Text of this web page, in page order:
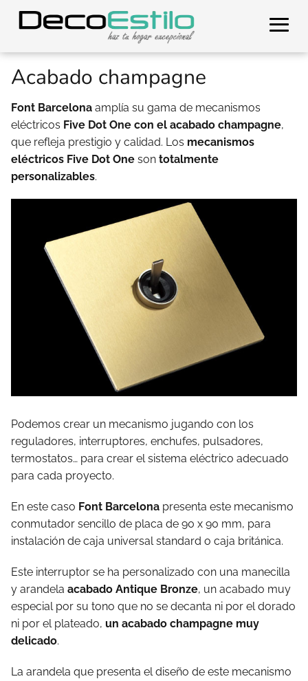
Acabado champagne
Font Barcelona amplía su gama de mecanismos
eléctricos Five Dot One con el acabado champagne,
que refleja prestigio y calidad. Los mecanismos
eléctricos Five Dot One son totalmente
personalizables.
Podemos crear un mecanismo jugando con los
reguladores, interruptores, enchufes, pulsadores,
termostatos… para crear el sistema eléctrico adecuado
para cada proyecto.
En este caso Font Barcelona presenta este mecanismo
conmutador sencillo de placa de 90 x 90 mm, para
instalación de caja universal standard o caja británica.
Este interruptor se ha personalizado con una manecilla
y arandela acabado Antique Bronze, un acabado muy
especial por su tono que no se decanta ni por el dorado
ni por el plateado, un acabado champagne muy
delicado.
La arandela que presenta el diseño de este mecanismo